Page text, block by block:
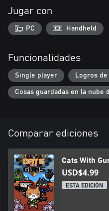
Jugar con
PC Handheld
Funcionalidades
Single player Logros de
Cosas guardadas en la nube
Comparar ediciones
Cats With
USD$4.99
ESTA EDICIÓN